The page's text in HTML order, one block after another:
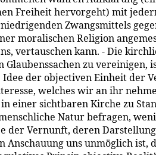
Freiheit hervorgeht) mit
Zwangsmittels
moralischen Religion
vertauschen kann. - Die
zu vereinigen,
Idee der objectiven Einheit der
welches wir an ihr
einer sichtbaren Kirche zu
Natur befragen,
der Vernunft, deren
Anschauung uns unmöglich ist,